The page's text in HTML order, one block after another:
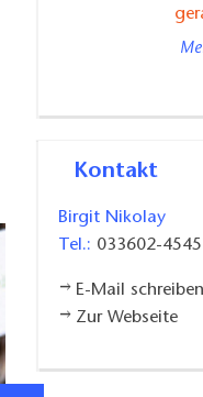
Kontakt
Birgit Nikolay
Tel.: 033602-
E-Mail schreiben
Zur Webseite